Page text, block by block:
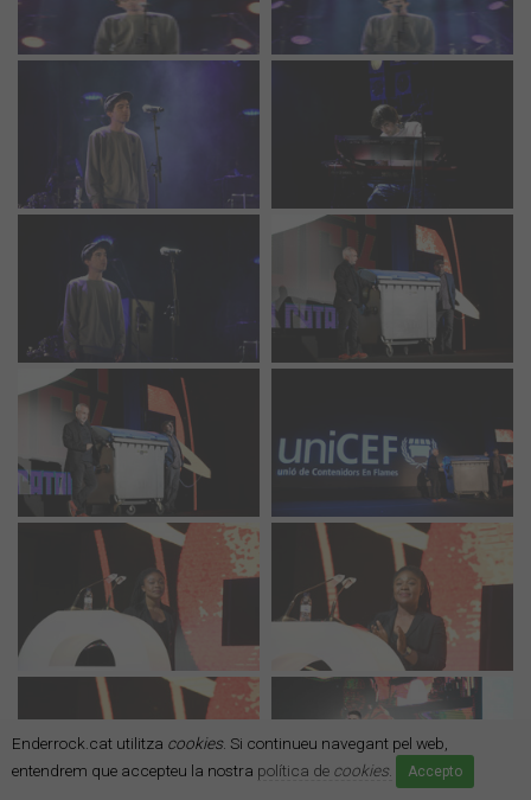
Enderrock.cat utilitza cookies. Si continueu navegant pel web,
entendrem que accepteu la nostra política de cookies. Accepto